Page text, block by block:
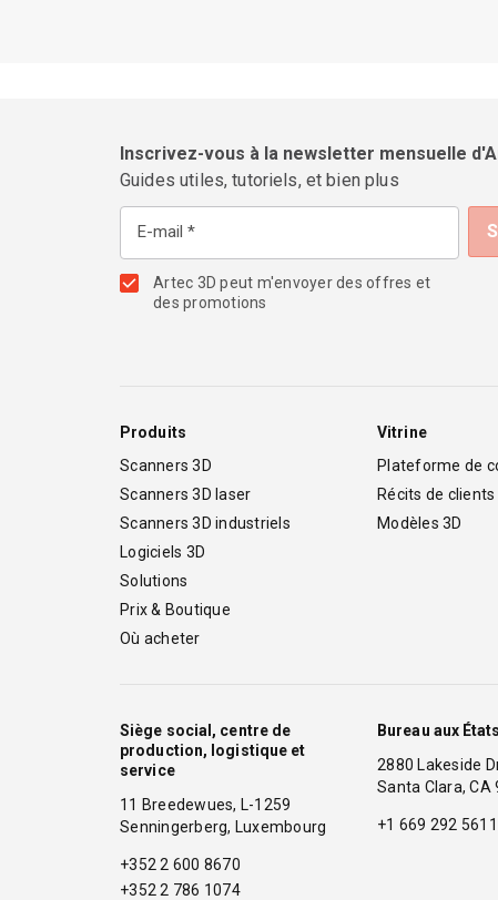
Inscrivez-vous à la newsletter mensuelle
Guides utiles, tutoriels, et bien plus
E-mail
Artec 3D peut m'envoyer des offres et
des promotions
Produits
Scanners 3D
Scanners 3D laser
Scanners 3D industriels
Logiciels 3D
Solutions
Prix & Boutique
Où acheter
Vitrine
Plateforme de
Récits de clients
Modèles 3D
Siège social, centre de
production, logistique et
service
11 Breedewues, L-1259
Senningerberg, Luxembourg
+352 2 600 8670
+352 2 786 1074
Bureau aux
2880 Lakeside
Santa Clara, CA
+1 669 292 5611